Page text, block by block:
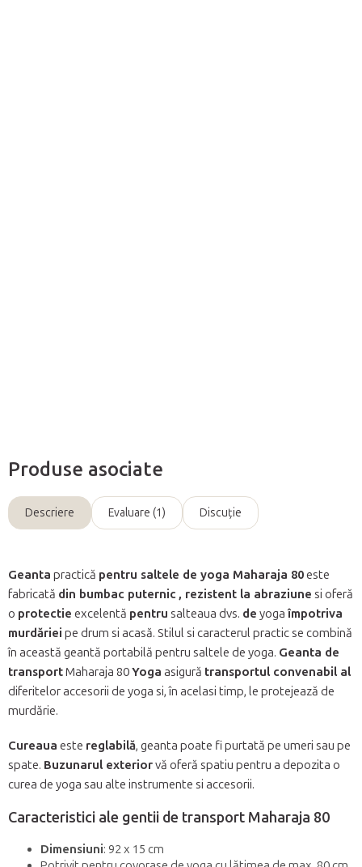
Produse asociate
Descriere Evaluare (1) Discuţie
Geanta practică pentru saltele de yoga Maharaja 80este
fabricată din bumbac puternic , rezistent la abraziune si oferă
o protectie excelentă pentru salteaua dvs. de yoga împotriva
murdăriei pe drum si acasă. Stilul si caracterul practic se combină
în această geantă portabilă pentru saltele de yoga. Geanta de
transportMaharaja 80Yoga asigură transportul convenabil al
diferitelor accesorii de yoga si, în acelasi timp, le protejează de
murdărie.
Cureaua este reglabilă, geanta poate fi purtată pe umeri sau pe
spate. Buzunarul exteriorvă oferă spatiu pentru a depozita o
curea de yoga sau alte instrumente si accesorii.
Caracteristici ale gentii de transport Maharaja 80
Dimensiuni: 92 x 15 cm